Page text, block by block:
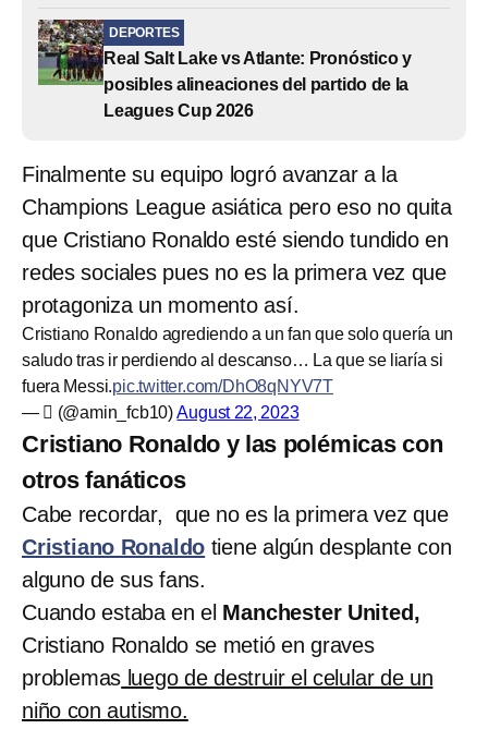
DEPORTES
Real Salt Lake vs Atlante: Pronóstico y
posibles alineaciones del partido de la
Leagues Cup 2026
Finalmente su equipo logró avanzar a la
Champions League asiática pero eso no quita
que Cristiano Ronaldo esté siendo tundido en
redes sociales pues no es la primera vez que
protagoniza un momento así.
Cristiano Ronaldo agrediendo a un fan que solo quería un
saludo tras ir perdiendo al descanso… La que se liaría si
fuera Messi.pic.twitter.com/DhO8qNYV7T
— ‏ً (@amin_fcb10)August 22, 2023
Cristiano Ronaldo y las polémicas con
otros fanáticos
Cabe recordar, que no es la primera vez que
Cristiano Ronaldo tiene algún desplante con
alguno de sus fans.
Cuando estaba en el Manchester United,
Cristiano Ronaldo se metió en graves
problemas luego de destruir el celular de un
niño con autismo.